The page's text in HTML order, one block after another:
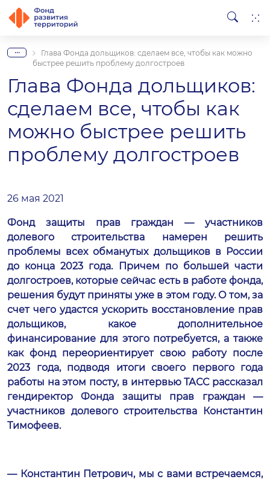
...
Глава Фонда дольщиков: сделаем все, чтобы как можно
быстрее решить проблему долгостроев
Глава Фонда дольщиков:
сделаем все, чтобы как
можно быстрее решить
проблему долгостроев
26 мая 2021
Фонд защиты прав граждан — участников
долевого строительства намерен решить
проблемы всех обманутых дольщиков в России
до конца 2023 года. Причем по большей части
долгостроев, которые сейчас есть в работе фонда,
решения будут приняты уже в этом году. О том, за
счет чего удастся ускорить восстановление прав
дольщиков, какое дополнительное
финансирование для этого потребуется, а также
как фонд переориентирует свою работу после
2023 года, подводя итоги своего первого года
работы на этом посту, в интервью ТАСС рассказал
гендиректор Фонда защиты прав граждан —
участников долевого строительства Константин
Тимофеев.
— Константин Петрович, мы с вами встречаемся,